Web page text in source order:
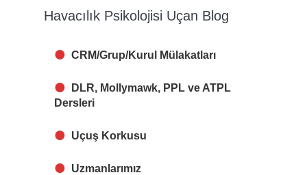
Havacılık Psikolojisi Uçan Blog
CRM/Grup/Kurul Mülakatları
DLR, Mollymawk, PPL ve ATPL
Dersleri
Uçuş Korkusu
Uzmanlarımız